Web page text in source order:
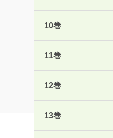
10巻
11巻
12巻
13巻